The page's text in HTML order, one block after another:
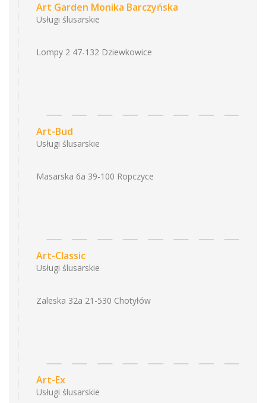
Art Garden Monika Barczyńska
Usługi ślusarskie
Lompy 2 47-132 Dziewkowice
Art-Bud
Usługi ślusarskie
Masarska 6a 39-100 Ropczyce
Art-Classic
Usługi ślusarskie
Zaleska 32a 21-530 Chotyłów
Art-Ex
Usługi ślusarskie